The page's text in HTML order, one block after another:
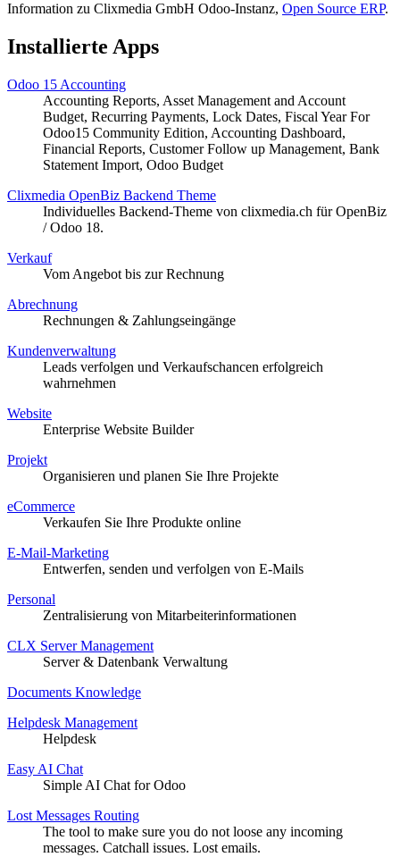
Information zu Clixmedia GmbH Odoo-Instanz, Open Source ERP.
Installierte Apps
Odoo 15 Accounting
Accounting Reports, Asset Management and Account
Budget, Recurring Payments, Lock Dates, Fiscal Year For
Odoo15 Community Edition, Accounting Dashboard,
Financial Reports, Customer Follow up Management, Bank
Statement Import, Odoo Budget
Clixmedia OpenBiz Backend Theme
Individuelles Backend-Theme von clixmedia.ch für OpenBiz
/ Odoo 18.
Verkauf
Vom Angebot bis zur Rechnung
Abrechnung
Rechnungen & Zahlungseingänge
Kundenverwaltung
Leads verfolgen und Verkaufschancen erfolgreich
wahrnehmen
Website
Enterprise Website Builder
Projekt
Organisieren und planen Sie Ihre Projekte
eCommerce
Verkaufen Sie Ihre Produkte online
E-Mail-Marketing
Entwerfen, senden und verfolgen von E-Mails
Personal
Zentralisierung von Mitarbeiterinformationen
CLX Server Management
Server & Datenbank Verwaltung
Documents Knowledge
Helpdesk Management
Helpdesk
Easy AI Chat
Simple AI Chat for Odoo
Lost Messages Routing
The tool to make sure you do not loose any incoming
messages. Catchall issues. Lost emails.